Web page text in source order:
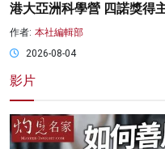
港大亞洲科學營 四諾獎得
作者: 本社編輯部
2026-08-04
影片